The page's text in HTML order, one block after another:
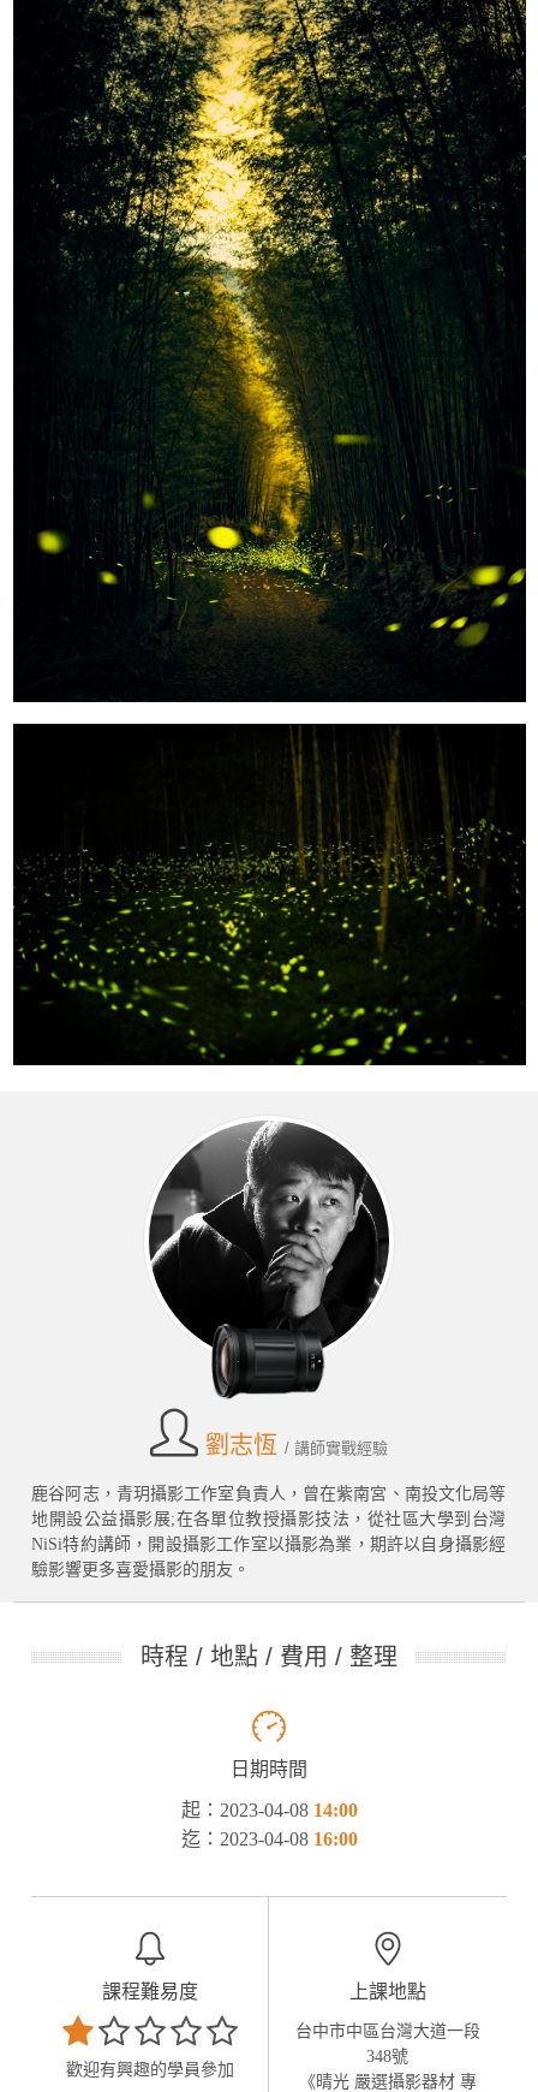
劉志恆 / 講師實戰經驗
鹿谷阿志，青玥攝影工作室負責人，曾在紫南宮、南投文化局等
地開設公益攝影展;在各單位教授攝影技法，從社區大學到台灣
NiSi特約講師，開設攝影工作室以攝影為業，期許以自身攝影經
驗影響更多喜愛攝影的朋友。
時程 / 地點 / 費用 / 整理
日期時間
起：2023-04-08 14:00
迄：2023-04-08 16:00
課程難易度
歡迎有興趣的學員參加
上課地點
台中市中區台灣大道一段
348號
《晴光 嚴選攝影器材 專